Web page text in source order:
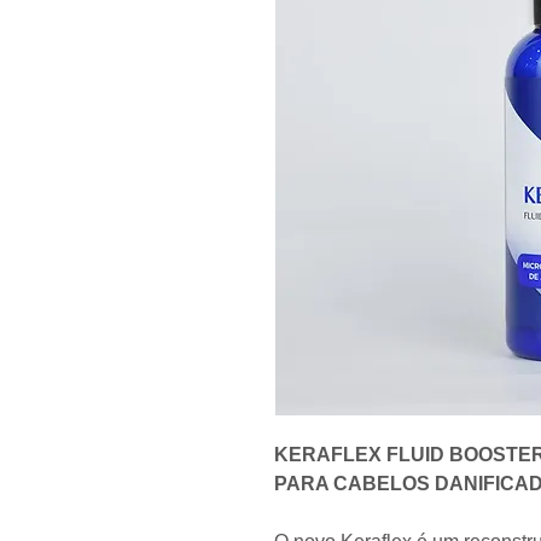
KERAFLEX FLUID
PARA CABELOS